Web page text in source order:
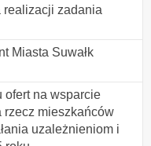
realizacji zadania
Miasta Suwałk
ofert na wsparcie
mieszkańców
uzależnieniom i